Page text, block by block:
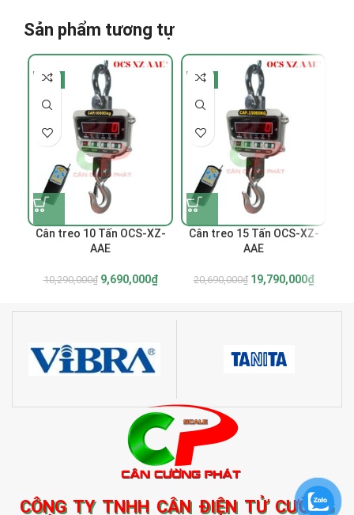
Sản phẩm tương tự
-6%
Cân treo 10 Tấn OCS-XZ-
AAE
10,290,000₫ 9,690,000₫
-4%
Cân treo 15 Tấn OCS-XZ-
AAE
20,690,000₫ 19,790,000₫
CÔNG TY TNHH CÂN ĐIỆN TỬ CƯỜNG